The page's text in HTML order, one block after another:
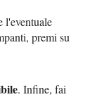
l'eventuale
premi su
. Infine, fai